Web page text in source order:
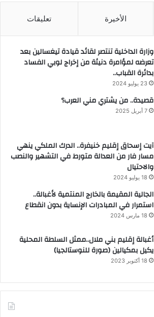
الأخيرة تعليقات
وزارة الداخلية تنتصر لقائد قيادة تيغسالين بعد
تعرضه لمؤامرة دنيئة من إخراج لوبي الفساد
بدائرة القباب..
23 يوليو 2024
قصيدة.. من يشتري مني العرب؟
7 أبريل 2025
آيت إسحاق إقليم خنيفرة.. الدرك الملكي ينهي
مسار فار من العدالة متورط في التشهير والنصب
والاحتيال
18 يوليو 2024
الجالية المقيمة بالخارج المنتمية لأغبالة..
استمرار في المبادرات الإنساية بدون انقطاع
18 مارس 2024
أغبالة إقليم بني ملال..ممثل السلطة المحلية
يكيل بمكيالين (صورة للنوستالجيا)
18 أكتوبر 2023